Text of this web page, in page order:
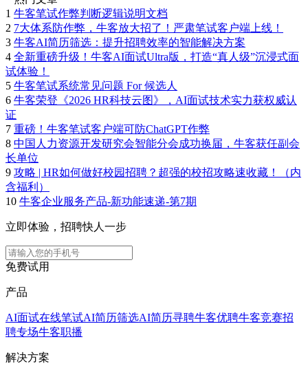
1 牛客笔试作弊判断逻辑说明文档
2 7大体系防作弊，牛客放大招了！严肃笔试客户端上线！
3 牛客AI简历筛选：提升招聘效率的智能解决方案
4 全新重磅升级！牛客AI面试Ultra版，打造“真人级”沉浸式面
试体验！
5 牛客笔试系统常见问题 For 候选人
6 牛客荣登《2026 HR科技云图》，AI面试技术实力获权威认
证
7 重磅！牛客笔试客户端可防ChatGPT作弊
8 中国人力资源开发研究会智能分会成功换届，牛客获任副会
长单位
9 攻略 | HR如何做好校园招聘？超强的校招攻略速收藏！（内
含福利）
10 牛客企业服务产品-新功能速递-第7期
立即体验，招聘快人一步
免费试用
产品
AI面试在线笔试AI简历筛选AI简历寻聘牛客优聘牛客竞赛招
聘专场牛客职播
解决方案